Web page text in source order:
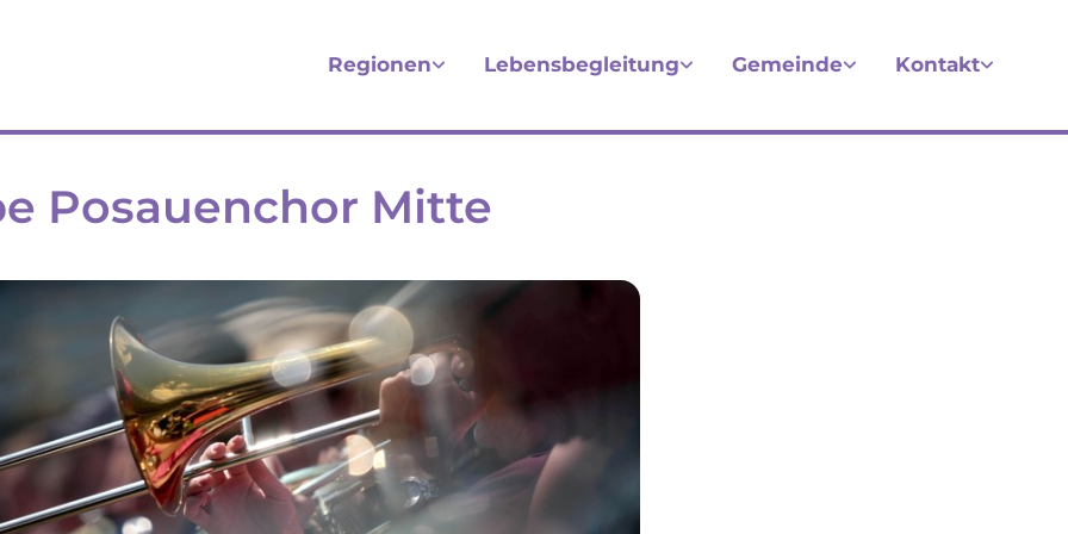
Regionen Lebensbegleitung Gemeinde Kontakt
Posauenchor Mitte